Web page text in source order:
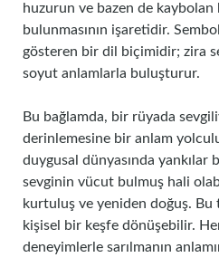
huzurun ve bazen de kaybolan
bulunmasının işaretidir.
gösteren bir dil biçimidir; zira
soyut anlamlarla buluşturur.
Bu bağlamda, bir rüyada
derinlemesine bir anlam
duygusal dünyasında yankılar
sevginin vücut bulmuş hali
kurtuluş ve yeniden doğuş.
kişisel bir keşfe dönüşebilir.
deneyimlerle sarılmanın